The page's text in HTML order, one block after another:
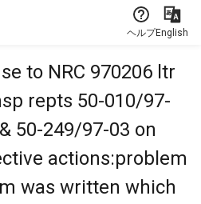
ヘルプEnglish
to NRC 970206 ltr
repts 50-010/97-
50-249/97-03 on
actions:problem
was written which